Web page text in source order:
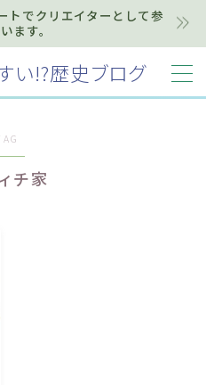
でクリエイターとして参
ます。
い!?歴史ブログ
まで
チ家